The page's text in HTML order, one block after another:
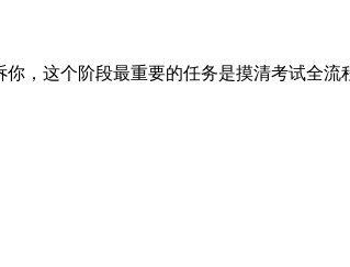
，这个阶段最重要的任务是摸清考试全流